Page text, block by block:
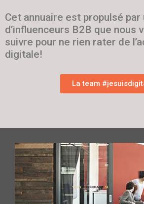
Cet annuaire est propulsé
d’influenceurs B2B que nous
suivre pour ne rien rater de
digitale!
La team